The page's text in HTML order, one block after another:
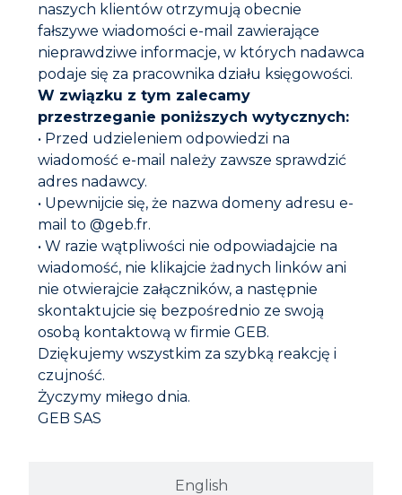
Instrukcja obsługi
• Nałożyć żywicę na CAŁĄ powierzchnię łączenia obu
elementów do połączenia. W przypadku połączeń
zaciskanych produkt należy nakładać bez zdejmowania
uszczelki.
• Połącz ze sobą część męską i żeńską, nie skręcając ich.
• Zetrzyj nadmiar produktu czystą szmatką (produkt nie
wysycha w kontakcie z powietrzem).
• Po zakończeniu ostatniego montażu należy odczekać
15 minut (w przypadku połączeń o średnicy do 16 mm)
lub 1 godzinę (w przypadku połączeń o średnicy od 18
do 28 mm) lub 1,5 godziny (w przypadku połączeń o
średnicy od 28 do 35 mm) przed ponownym
przywróceniem wody do obiegu.
• W przypadku instalacji wodnych przeznaczonych do
spożycia przez ludzi, należy wypłukać układ przez co
najmniej 30 minut przed oddaniem do użytku.
Dokumentacja do pobrania
Karta techniczna
Karta bezpieczeństwa
Film prezentacyjny
English
naszych klientów otrzymują obecnie
fałszywe wiadomości e-mail zawierające
nieprawdziwe informacje, w których nadawca
podaje się za pracownika działu księgowości.
W związku z tym zalecamy
przestrzeganie poniższych wytycznych:
• Przed udzieleniem odpowiedzi na
wiadomość e-mail należy zawsze sprawdzić
adres nadawcy.
• Upewnijcie się, że nazwa domeny adresu e-
mail to @geb.fr.
• W razie wątpliwości nie odpowiadajcie na
wiadomość, nie klikajcie żadnych linków ani
nie otwierajcie załączników, a następnie
skontaktujcie się bezpośrednio ze swoją
osobą kontaktową w firmie GEB.
Dziękujemy wszystkim za szybką reakcję i
czujność.
Życzymy miłego dnia.
GEB SAS